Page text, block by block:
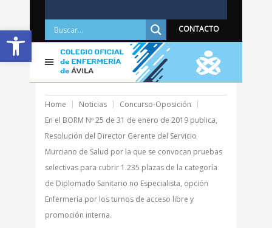
Abrir barra de herramientas CONTACTO
Home Noticias
Concurso-Oposición
En el BORM Nº 25 de 31 de enero de 2019 publica,
Resolución del Director Gerente del Servicio
Murciano de Salud por la que se convocan pruebas
selectivas para cubrir 1.235 plazas de la categoría
de Diplomado Sanitario no Especialista, opción
Enfermería por los turnos de acceso libre y
promoción interna.